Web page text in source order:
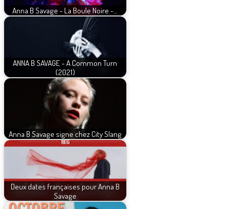
Anna B Savage - La Boule Noire -…
ANNA B SAVAGE - A Common Turn
(2021)
Anna B Savage signe chez City Slang
Deux dates françaises pour Anna B
Savage